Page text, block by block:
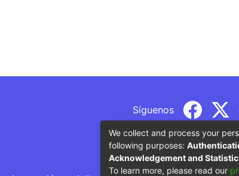
Síguenos
We collect and process your
following purposes:
Acknowledgement and
To learn more, please read our